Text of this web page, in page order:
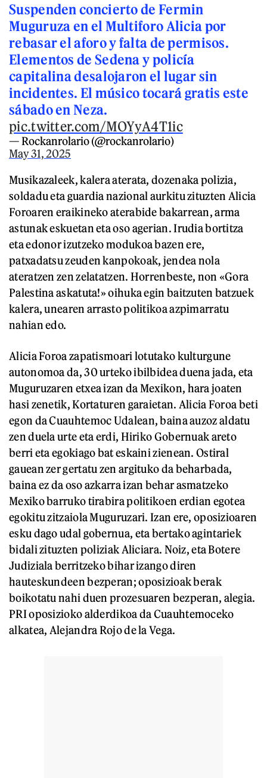
Suspenden concierto de Fermin
Muguruza en el Multiforo Alicia por
rebasar el aforo y falta de permisos.
Elementos de Sedena y policía
capitalina desalojaron el lugar sin
incidentes. El músico tocará gratis este
sábado en Neza.
pic.twitter.com/MOYyA4T1ic
— Rockanrolario (@rockanrolario)
May 31, 2025
Musikazaleek, kalera aterata, dozenaka polizia,
soldadu eta guardia nazional aurkitu zituzten Alicia
Foroaren eraikineko aterabide bakarrean, arma
astunak eskuetan eta oso agerian. Irudia bortitza
eta edonor izutzeko modukoa bazen ere,
patxadatsu zeuden kanpokoak, jendea nola
ateratzen zen zelatatzen. Horrenbeste, non «Gora
Palestina askatuta!» oihuka egin baitzuten batzuek
kalera, unearen arrasto politikoa azpimarratu
nahian edo.
Alicia Foroa zapatismoari lotutako kulturgune
autonomoa da, 30 urteko ibilbidea duena jada, eta
Muguruzaren etxea izan da Mexikon, hara joaten
hasi zenetik, Kortaturen garaietan. Alicia Foroa beti
egon da Cuauhtemoc Udalean, baina auzoz aldatu
zen duela urte eta erdi, Hiriko Gobernuak areto
berri eta egokiago bat eskaini zienean. Ostiral
gauean zer gertatu zen argituko da beharbada,
baina ez da oso azkarra izan behar asmatzeko
Mexiko barruko tirabira politikoen erdian egotea
egokitu zitzaiola Muguruzari. Izan ere, oposizioaren
esku dago udal gobernua, eta bertako agintariek
bidali zituzten poliziak Aliciara. Noiz, eta Botere
Judiziala berritzeko bihar izango diren
hauteskundeen bezperan; oposizioak berak
boikotatu nahi duen prozesuaren bezperan, alegia.
PRI oposizioko alderdikoa da Cuauhtemoceko
alkatea, Alejandra Rojo de la Vega.